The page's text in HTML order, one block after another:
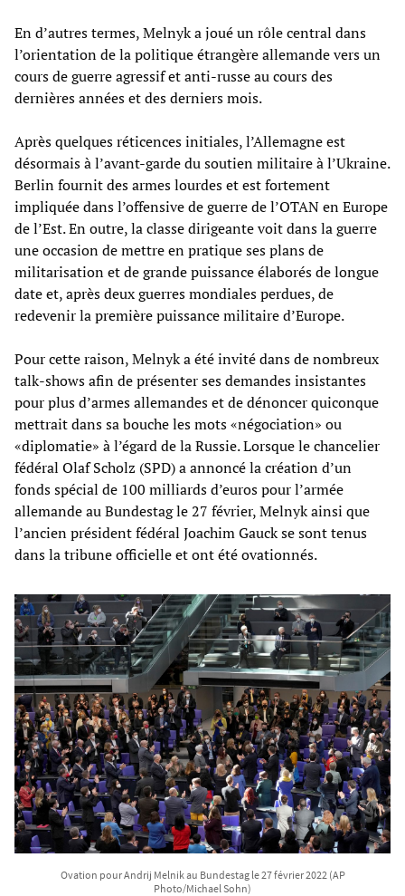
En d’autres termes, Melnyk a joué un rôle central dans
l’orientation de la politique étrangère allemande vers un
cours de guerre agressif et anti-russe au cours des
dernières années et des derniers mois.
Après quelques réticences initiales, l’Allemagne est
désormais à l’avant-garde du soutien militaire à l’Ukraine.
Berlin fournit des armes lourdes et est fortement
impliquée dans l’offensive de guerre de l’OTAN en Europe
de l’Est. En outre, la classe dirigeante voit dans la guerre
une occasion de mettre en pratique ses plans de
militarisation et de grande puissance élaborés de longue
date et, après deux guerres mondiales perdues, de
redevenir la première puissance militaire d’Europe.
Pour cette raison, Melnyk a été invité dans de nombreux
talk-shows afin de présenter ses demandes insistantes
pour plus d’armes allemandes et de dénoncer quiconque
mettrait dans sa bouche les mots «négociation» ou
«diplomatie» à l’égard de la Russie. Lorsque le chancelier
fédéral Olaf Scholz (SPD) a annoncé la création d’un
fonds spécial de 100 milliards d’euros pour l’armée
allemande au Bundestag le 27 février, Melnyk ainsi que
l’ancien président fédéral Joachim Gauck se sont tenus
dans la tribune officielle et ont été ovationnés.
Ovation pour Andrij Melnik au Bundestag le 27 février 2022 (AP
Photo/Michael Sohn)